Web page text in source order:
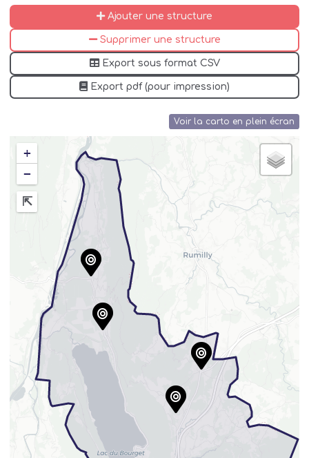
Ajouter une structure
Supprimer une structure
Export sous format CSV
Export pdf (pour impression)
Voir la carto en plein écran
+
−